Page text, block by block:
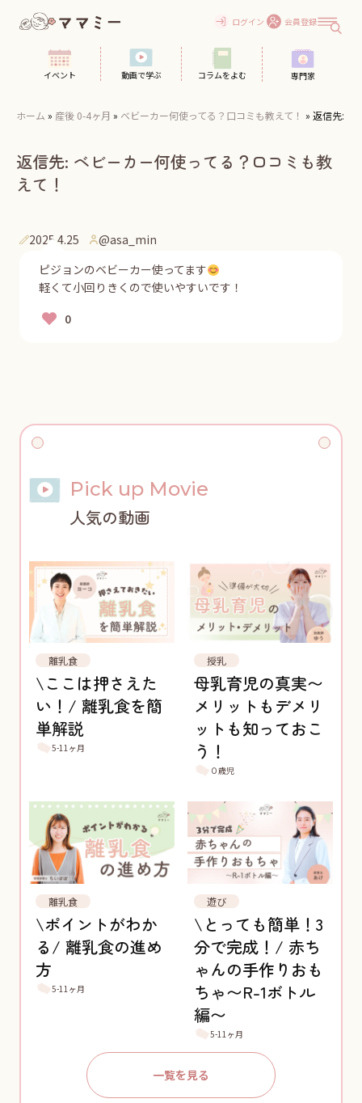
ログイン 会員登録
イベント 動画で学ぶ コラムをよむ 専門家
ホーム » 産後 0-4ヶ月 » ベビーカー何使ってる？口コミも教えて！ » 返信先: ベ
返信先: ベビーカー何使ってる？口コミも教
えて！
@asa_min
2025.4.25
ピジョンのベビーカー使ってます
軽くて小回りきくので使いやすいです！
Pick up Movie
人気の動画
離乳食
\ここは押さえた
い！/ 離乳食を簡
単解説
5-11ヶ月
授乳
母乳育児の真実〜
メリットもデメリ
ットも知っておこ
う！
０歳児
離乳食
\ポイントがわか
る/ 離乳食の進め
方
5-11ヶ月
遊び
\とっても簡単！3
分で完成！/ 赤ち
ゃんの手作りおも
ちゃ〜R-1ボトル
編〜
5-11ヶ月
一覧を見る